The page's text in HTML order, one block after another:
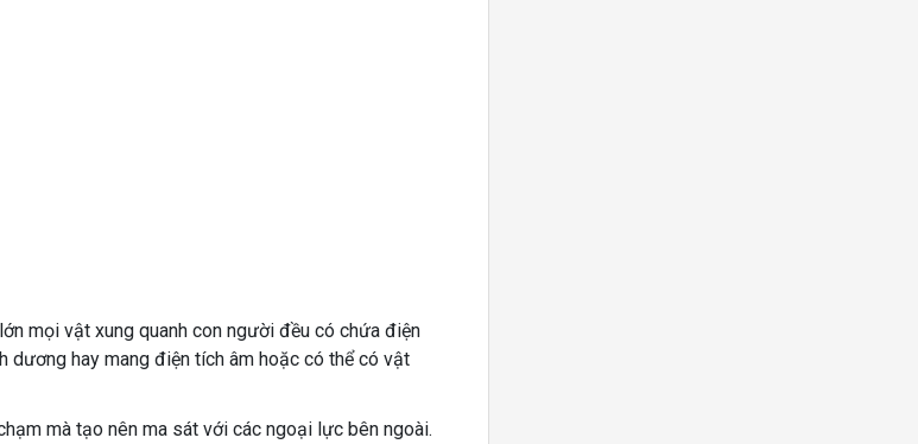
mọi vật xung quanh con người đều có chứa điện
dương hay mang điện tích âm hoặc có thể có vật
mà tạo nên ma sát với các ngoại lực bên ngoài.